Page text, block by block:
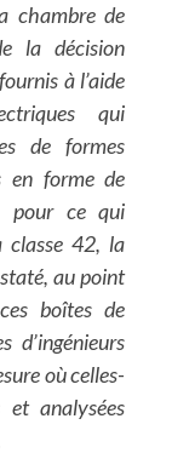
chambre de
la décision
à l’aide
qui
de formes
en forme de
pour ce qui
classe 42, la
au point
boîtes de
d’ingénieurs
où celles-
et analysées